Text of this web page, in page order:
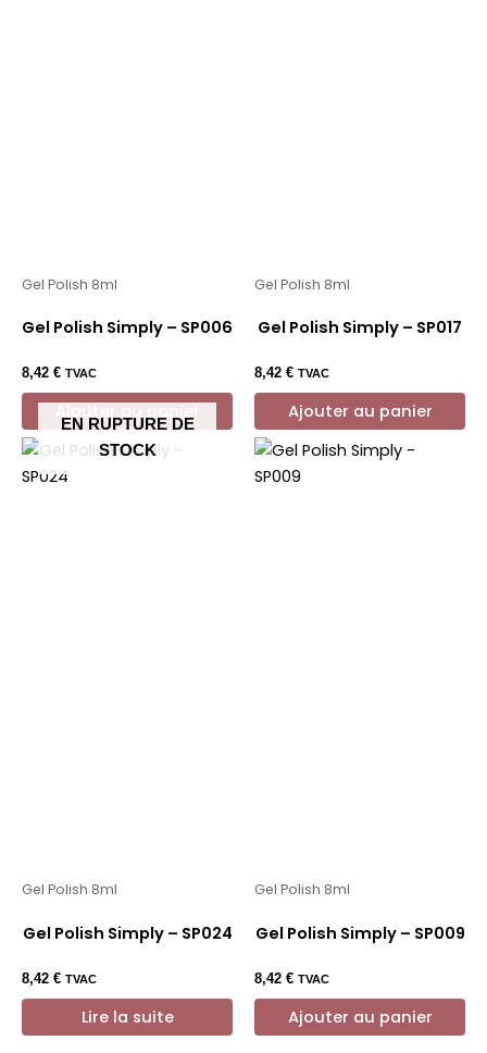
Gel Polish 8ml
Gel Polish Simply – SP006
8,42 € TVAC
Gel Polish 8ml
Gel Polish Simply – SP017
8,42 € TVAC
Ajouter au panier
EN RUPTURE DE
STOCK
Gel Polish 8ml
Gel Polish Simply – SP024
8,42 € TVAC
Lire la suite
Gel Polish 8ml
Gel Polish Simply – SP009
8,42 € TVAC
Ajouter au panier